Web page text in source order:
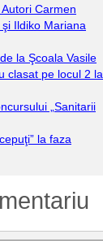
Carmen
Ildiko Mariana
la Şcoala Vasile
clasat pe locul 2 la
„Sanitarii
la faza